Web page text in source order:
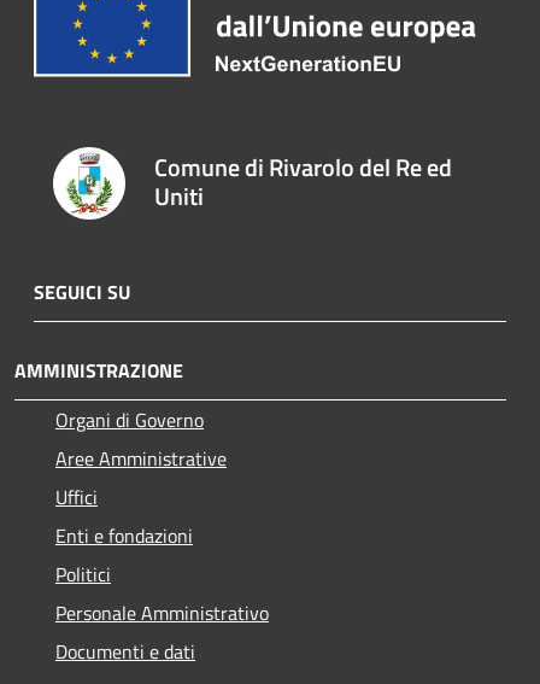
Comune di Rivarolo del Re ed
Uniti
SEGUICI SU
AMMINISTRAZIONE
Organi di Governo
Aree Amministrative
Uffici
Enti e fondazioni
Politici
Personale Amministrativo
Documenti e dati